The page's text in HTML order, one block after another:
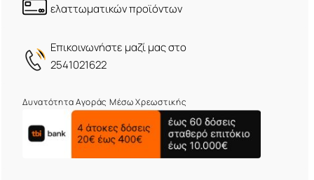
ελαττωματικών προϊόντων
Eπικοινωνήστε μαζί μας στο
2541021622
Δυνατότητα Αγοράς Μέσω Χρεωστικής